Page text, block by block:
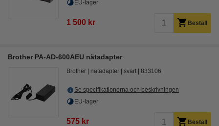
EU-lager
1 500 kr Beställ
Brother PA-AD-600AEU nätadapter
Brother nätadapter svart 833106
Se specifikationerna och beskrivningen
EU-lager
575 kr Beställ